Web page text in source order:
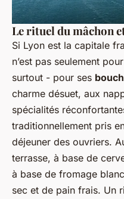
Le rituel du mâchon
Si Lyon est la capitale
n’est pas seulement
surtout - pour ses
charme désuet, aux
spécialités
traditionnellement pris
déjeuner des ouvriers.
terrasse, à base de
à base de fromage
sec et de pain frais. Un